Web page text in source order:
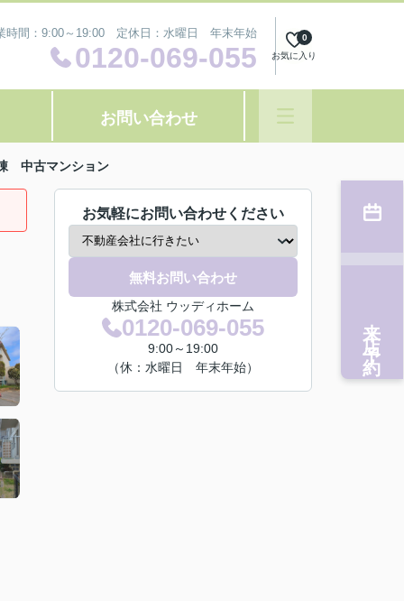
時間：9:00～19:00 定休日：水曜日 年末年始
0120-069-055 お気に入り
0
お問い合わせ
中古マンション
お気軽にお問い合わせください
無料お問い合わせ
株式会社 ウッディホーム
0120-069-055
9:00～19:00
（休：水曜日 年末年始）
来店予約